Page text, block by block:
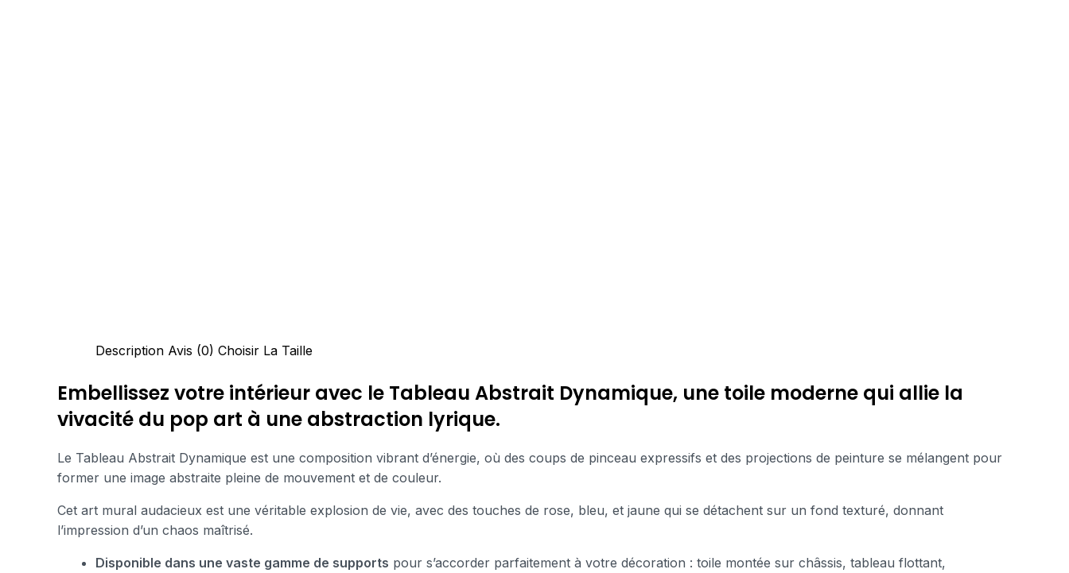
Description Avis (0) Choisir La Taille
Embellissez votre intérieur avec le Tableau Abstrait Dynamique, une toile moderne qui allie la
vivacité du pop art à une abstraction lyrique.
Le Tableau Abstrait Dynamique est une composition vibrant d’énergie, où des coups de pinceau expressifs et des projections de peinture se mélangent pour
former une image abstraite pleine de mouvement et de couleur.
Cet art mural audacieux est une véritable explosion de vie, avec des touches de rose, bleu, et jaune qui se détachent sur un fond texturé, donnant
l’impression d’un chaos maîtrisé.
Disponible dans une vaste gamme de supports pour s’accorder parfaitement à votre décoration : toile montée sur châssis, tableau flottant,